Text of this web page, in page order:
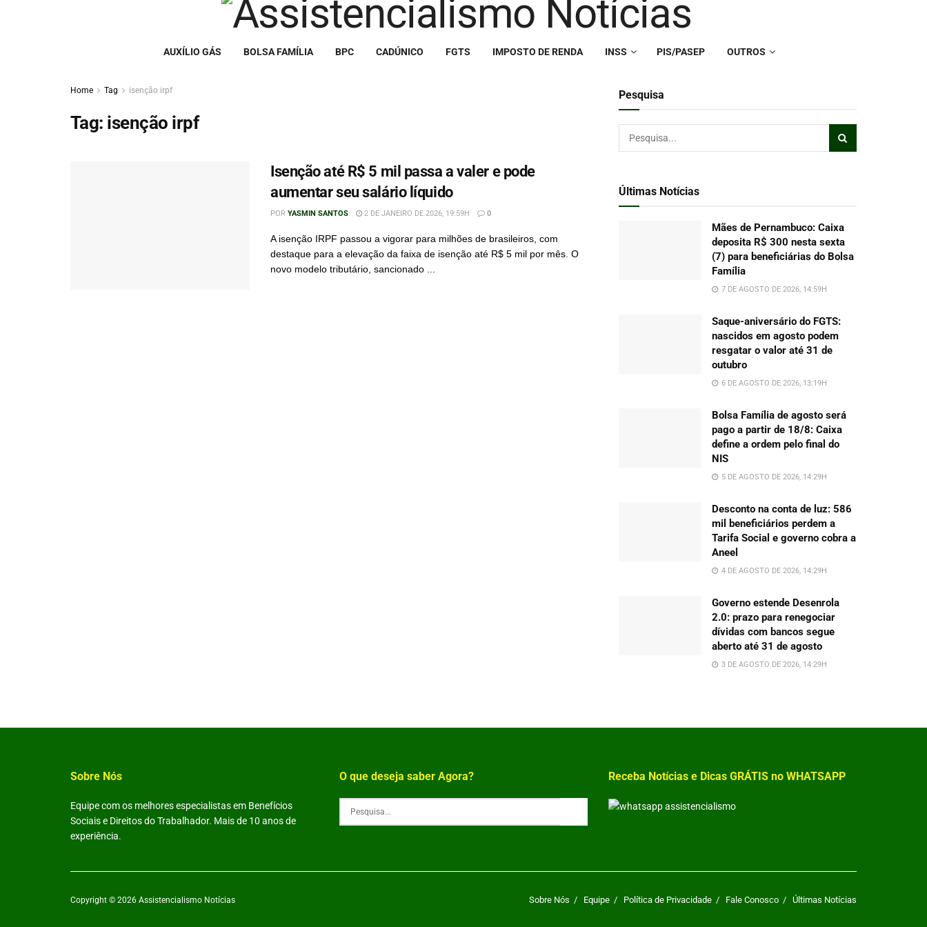
AUXÍLIO GÁS BOLSA FAMÍLIA BPC CADÚNICO FGTS IMPOSTO DE RENDA INSS PIS/PASEP OUTROS
Home Tag isenção irpf
Tag: isenção irpf
Isenção até R$ 5 mil passa a valer e pode
aumentar seu salário líquido
POR YASMIN SANTOS 2 DE JANEIRO DE 2026, 19:59H 0
A isenção IRPF passou a vigorar para milhões de brasileiros, com
destaque para a elevação da faixa de isenção até R$ 5 mil por mês. O
novo modelo tributário, sancionado ...
Pesquisa
Últimas Notícias
Mães de Pernambuco: Caixa
deposita R$ 300 nesta sexta
(7) para beneficiárias do Bolsa
Família
7 DE AGOSTO DE 2026, 14:59H
Saque-aniversário do FGTS:
nascidos em agosto podem
resgatar o valor até 31 de
outubro
6 DE AGOSTO DE 2026, 13:19H
Bolsa Família de agosto será
pago a partir de 18/8: Caixa
define a ordem pelo final do
NIS
5 DE AGOSTO DE 2026, 14:29H
Desconto na conta de luz: 586
mil beneficiários perdem a
Tarifa Social e governo cobra a
Aneel
4 DE AGOSTO DE 2026, 14:29H
Governo estende Desenrola
2.0: prazo para renegociar
dívidas com bancos segue
aberto até 31 de agosto
3 DE AGOSTO DE 2026, 14:29H
Sobre Nós
Equipe com os melhores especialistas em Benefícios
Sociais e Direitos do Trabalhador. Mais de 10 anos de
experiência.
O que deseja saber Agora? Receba Notícias e Dicas GRÁTIS no WHATSAPP
Sobre Nós Equipe Política de Privacidade Fale Conosco Últimas Notícias
Copyright © 2026 Assistencialismo Notícias